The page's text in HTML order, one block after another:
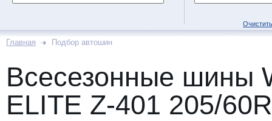
Главная Подбор автошин
Всесезонные шины
ELITE Z-401 205/